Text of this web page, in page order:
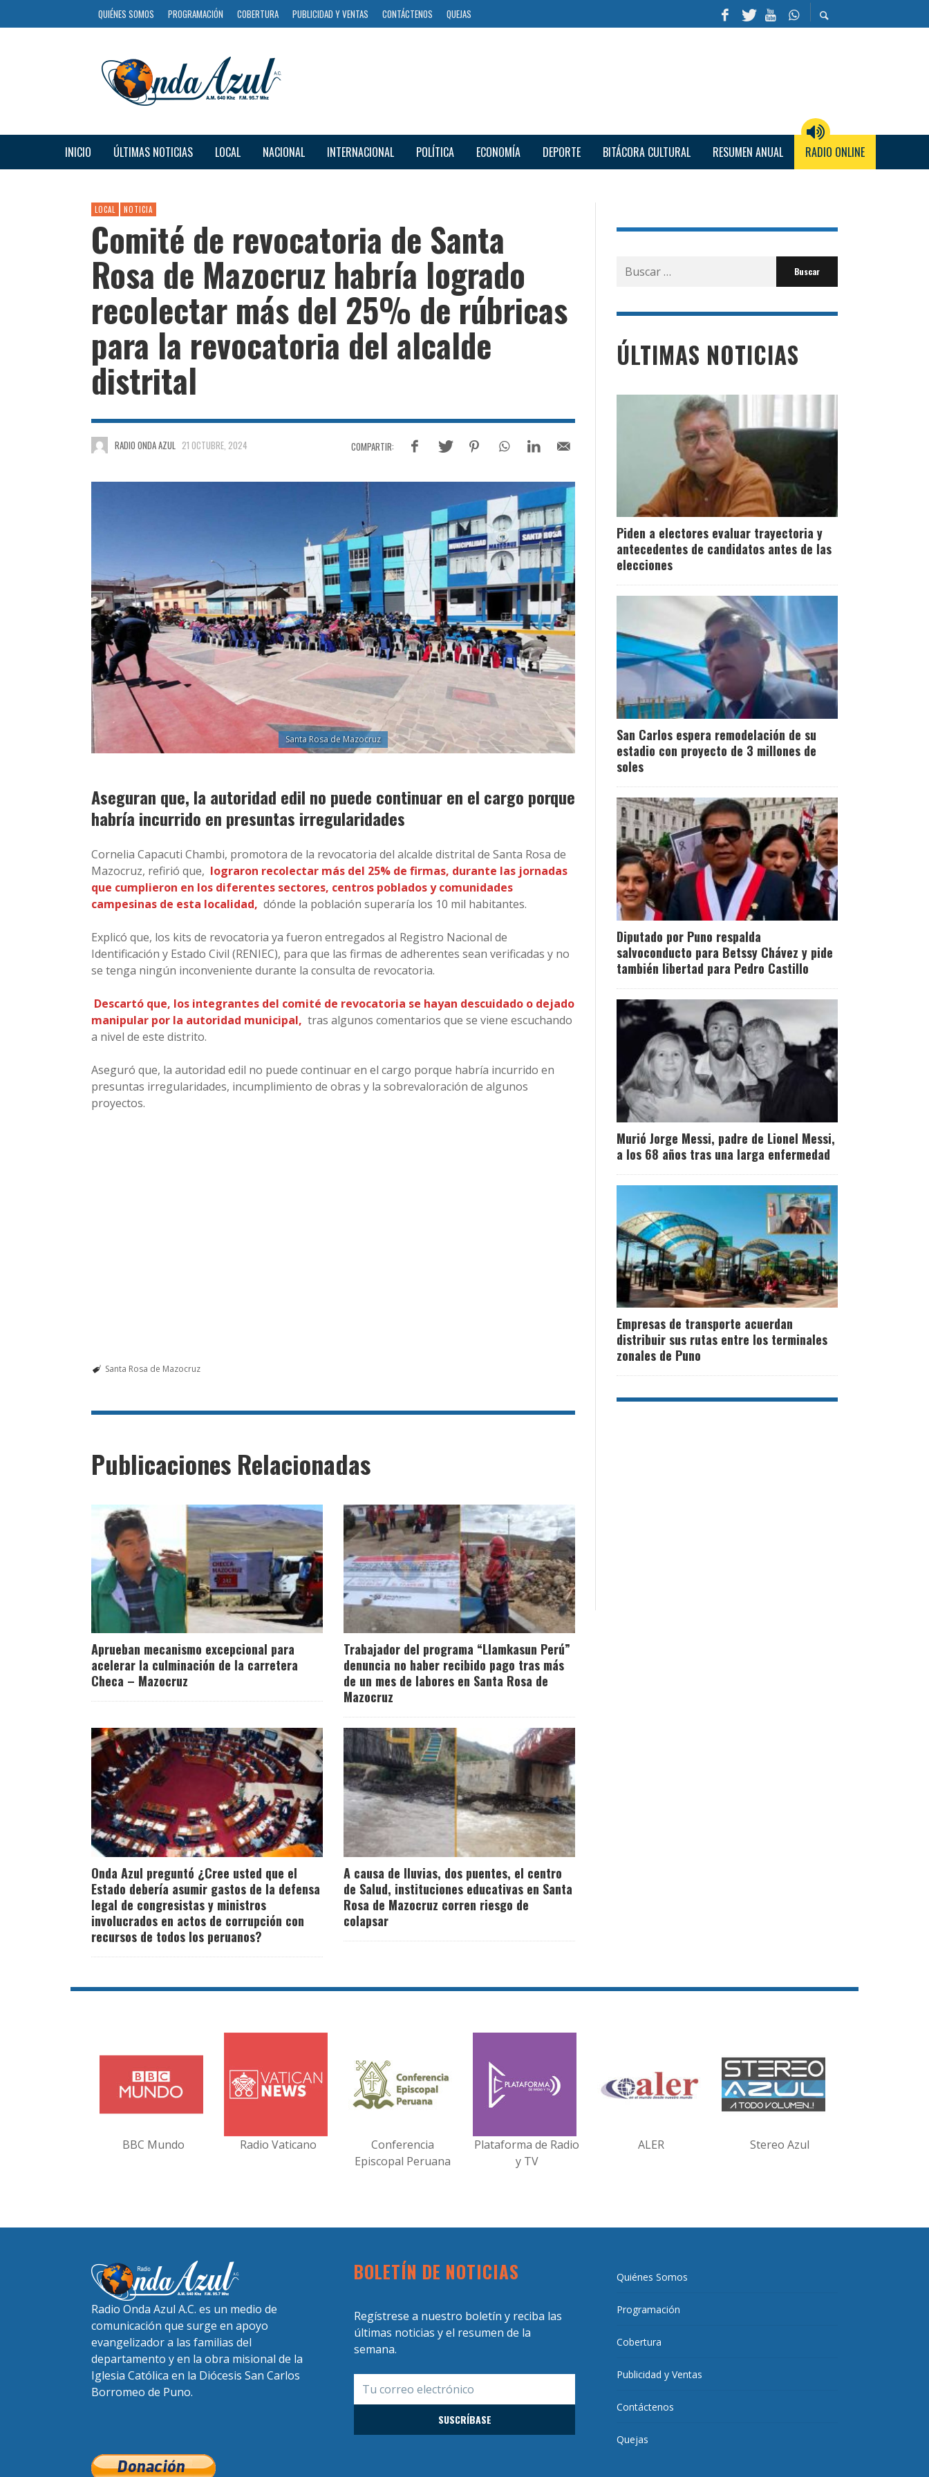
QUIÉNES SOMOS PROGRAMACIÓN COBERTURA PUBLICIDAD Y VENTAS CONTÁCTENOS QUEJAS
INICIO ÚLTIMAS NOTICIAS LOCAL NACIONAL INTERNACIONAL POLÍTICA ECONOMÍA DEPORTE BITÁCORA CULTURAL RESUMEN ANUAL RADIO ONLINE
LOCAL NOTICIA
Comité de revocatoria de Santa
Rosa de Mazocruz habría logrado
recolectar más del 25% de rúbricas
para la revocatoria del alcalde
distrital
RADIO ONDA AZUL 21 OCTUBRE, 2024
Santa Rosa de Mazocruz
Aseguran que, la autoridad edil no puede continuar en el cargo porque
habría incurrido en presuntas irregularidades
Cornelia Capacuti Chambi, promotora de la revocatoria del alcalde distrital de Santa Rosa de
Mazocruz, refirió que, lograron recolectar más del 25% de firmas, durante las jornadas
que cumplieron en los diferentes sectores, centros poblados y comunidades
campesinas de esta localidad, dónde la población superaría los 10 mil habitantes.
Explicó que, los kits de revocatoria ya fueron entregados al Registro Nacional de
Identificación y Estado Civil (RENIEC), para que las firmas de adherentes sean verificadas y no
se tenga ningún inconveniente durante la consulta de revocatoria.
Descartó que, los integrantes del comité de revocatoria se hayan descuidado o dejado
manipular por la autoridad municipal, tras algunos comentarios que se viene escuchando
a nivel de este distrito.
Aseguró que, la autoridad edil no puede continuar en el cargo porque habría incurrido en
presuntas irregularidades, incumplimiento de obras y la sobrevaloración de algunos
proyectos.
Santa Rosa de Mazocruz
Publicaciones Relacionadas
Aprueban mecanismo excepcional para
acelerar la culminación de la carretera
Checa – Mazocruz
Trabajador del programa “Llamkasun Perú”
denuncia no haber recibido pago tras más
de un mes de labores en Santa Rosa de
Mazocruz
Onda Azul preguntó ¿Cree usted que el
Estado debería asumir gastos de la defensa
legal de congresistas y ministros
involucrados en actos de corrupción con
recursos de todos los peruanos?
A causa de lluvias, dos puentes, el centro
de Salud, instituciones educativas en Santa
Rosa de Mazocruz corren riesgo de
colapsar
Buscar
por:
ÚLTIMAS NOTICIAS
Piden a electores evaluar trayectoria y
antecedentes de candidatos antes de las
elecciones
San Carlos espera remodelación de su
estadio con proyecto de 3 millones de
soles
Diputado por Puno respalda
salvoconducto para Betssy Chávez y pide
también libertad para Pedro Castillo
Murió Jorge Messi, padre de Lionel Messi,
a los 68 años tras una larga enfermedad
Empresas de transporte acuerdan
distribuir sus rutas entre los terminales
zonales de Puno
BBC Mundo Radio Vaticano
Conferencia
Episcopal Peruana
Plataforma de Radio
y TV
ALER Stereo Azul
Radio Onda Azul A.C. es un medio de
comunicación que surge en apoyo
evangelizador a las familias del
departamento y en la obra misional de la
Iglesia Católica en la Diócesis San Carlos
Borromeo de Puno.
BOLETÍN DE NOTICIAS
Regístrese a nuestro boletín y reciba las
últimas noticias y el resumen de la
semana.
Quiénes Somos
Programación
Cobertura
Publicidad y Ventas
Contáctenos
Quejas